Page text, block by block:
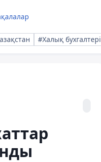
#Халық бухгалтері